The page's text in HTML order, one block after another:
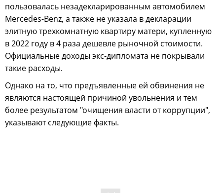
пользовалась незадекларированным автомобилем
Mercedes-Benz, а также не указала в декларации
элитную трехкомнатную квартиру матери, купленную
в 2022 году в 4 раза дешевле рыночной стоимости.
Официальные доходы экс-дипломата не покрывали
такие расходы.
Однако на то, что предъявленные ей обвинения не
являются настоящей причиной увольнения и тем
более результатом "очищения власти от коррупции",
указывают следующие факты.